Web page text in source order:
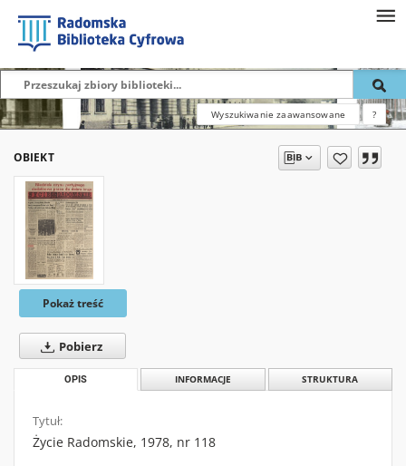
Wyszukiwanie zaawansowane ?
OBIEKT
Pokaż treść
Pobierz
OPIS INFORMACJE STRUKTURA
Tytuł:
Życie Radomskie, 1978, nr 118